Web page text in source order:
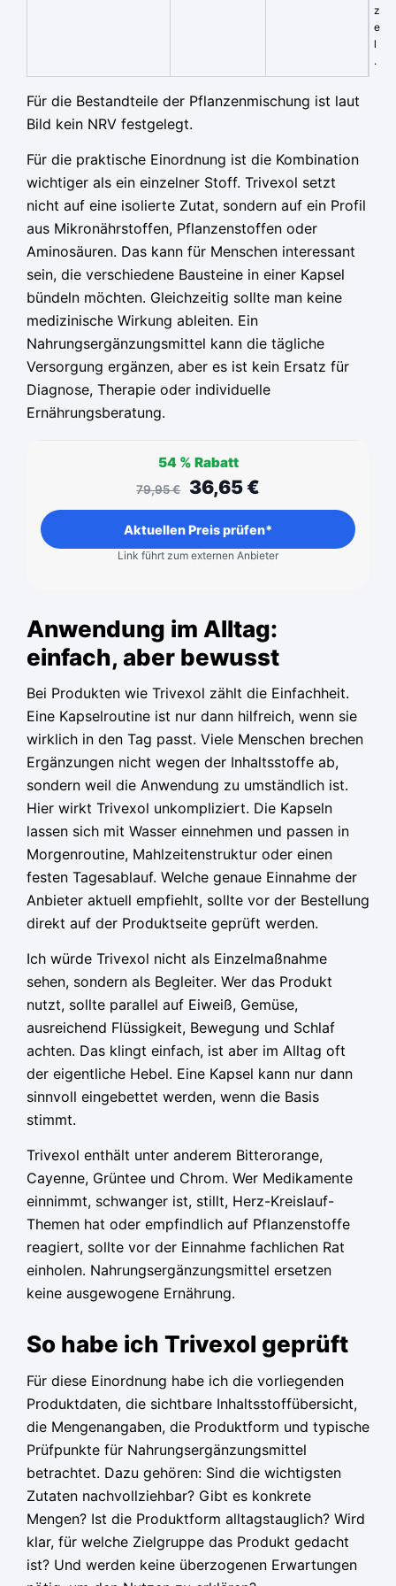
z
e
l
.
Für die Bestandteile der Pflanzenmischung ist laut
Bild kein NRV festgelegt.
Für die praktische Einordnung ist die Kombination
wichtiger als ein einzelner Stoff. Trivexol setzt
nicht auf eine isolierte Zutat, sondern auf ein Profil
aus Mikronährstoffen, Pflanzenstoffen oder
Aminosäuren. Das kann für Menschen interessant
sein, die verschiedene Bausteine in einer Kapsel
bündeln möchten. Gleichzeitig sollte man keine
medizinische Wirkung ableiten. Ein
Nahrungsergänzungsmittel kann die tägliche
Versorgung ergänzen, aber es ist kein Ersatz für
Diagnose, Therapie oder individuelle
Ernährungsberatung.
54 % Rabatt
79,95€ 36,65€
Aktuellen Preis prüfen*
Link führt zum externen Anbieter
Anwendung im Alltag:
einfach, aber bewusst
Bei Produkten wie Trivexol zählt die Einfachheit.
Eine Kapselroutine ist nur dann hilfreich, wenn sie
wirklich in den Tag passt. Viele Menschen brechen
Ergänzungen nicht wegen der Inhaltsstoffe ab,
sondern weil die Anwendung zu umständlich ist.
Hier wirkt Trivexol unkompliziert. Die Kapseln
lassen sich mit Wasser einnehmen und passen in
Morgenroutine, Mahlzeitenstruktur oder einen
festen Tagesablauf. Welche genaue Einnahme der
Anbieter aktuell empfiehlt, sollte vor der Bestellung
direkt auf der Produktseite geprüft werden.
Ich würde Trivexol nicht als Einzelmaßnahme
sehen, sondern als Begleiter. Wer das Produkt
nutzt, sollte parallel auf Eiweiß, Gemüse,
ausreichend Flüssigkeit, Bewegung und Schlaf
achten. Das klingt einfach, ist aber im Alltag oft
der eigentliche Hebel. Eine Kapsel kann nur dann
sinnvoll eingebettet werden, wenn die Basis
stimmt.
Trivexol enthält unter anderem Bitterorange,
Cayenne, Grüntee und Chrom. Wer Medikamente
einnimmt, schwanger ist, stillt, Herz-Kreislauf-
Themen hat oder empfindlich auf Pflanzenstoffe
reagiert, sollte vor der Einnahme fachlichen Rat
einholen. Nahrungsergänzungsmittel ersetzen
keine ausgewogene Ernährung.
So habe ich Trivexol geprüft
Für diese Einordnung habe ich die vorliegenden
Produktdaten, die sichtbare Inhaltsstoffübersicht,
die Mengenangaben, die Produktform und typische
Prüfpunkte für Nahrungsergänzungsmittel
betrachtet. Dazu gehören: Sind die wichtigsten
Zutaten nachvollziehbar? Gibt es konkrete
Mengen? Ist die Produktform alltagstauglich? Wird
klar, für welche Zielgruppe das Produkt gedacht
ist? Und werden keine überzogenen Erwartungen